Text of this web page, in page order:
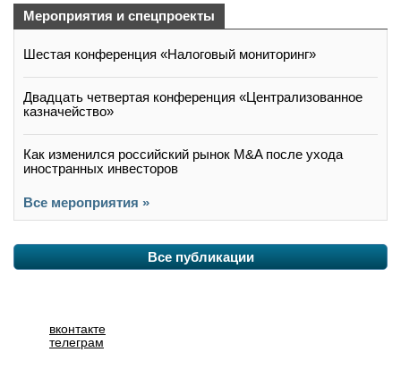
Мероприятия и спецпроекты
Шестая конференция «Налоговый мониторинг»
Двадцать четвертая конференция «Централизованное
казначейство»
Как изменился российский рынок M&A после ухода
иностранных инвесторов
Все мероприятия »
Все публикации
вконтакте
телеграм